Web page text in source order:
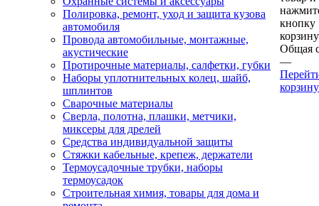
Полировка, ремонт, уход и защита кузова
автомобиля
Провода автомобильные, монтажные,
акустические
Протирочные материалы, салфетки, губки
Наборы уплотнительных колец, шайб,
шплинтов
Сварочные материалы
Сверла, полотна, плашки, метчики,
миксеры для дрелей
Средства индивидуальной защиты
Стяжки кабельные, крепеж, держатели
Термоусадочные трубки, наборы
термоусадок
Строительная химия, товары для дома и
кнопку
Общая
—
корзину